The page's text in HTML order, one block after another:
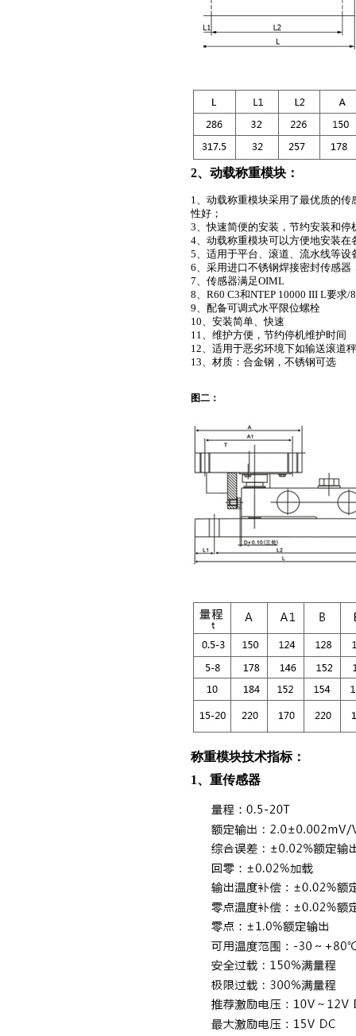
2、动载称重模块：
1、动载称重模块采用了最优质的
性好；
3、快速简便的安装，节约安装和停
4、 动载称重模块可以方便地安装
5、适用于平台、滚道、流水线等设
6、采用进口不锈钢焊接密封传感器
7、 传感器满足OIML
8、R60 C3和NTEP 10000 III L要求/
9、配备可调式水平限位螺栓
10、 安装简单、快速
11、维护方便，节约停机维护时间
12、 适用于恶劣环境下如输送滚道
13、材质：合金钢，不锈钢可选
图二：
称重模块技术指标：
1、重传感器